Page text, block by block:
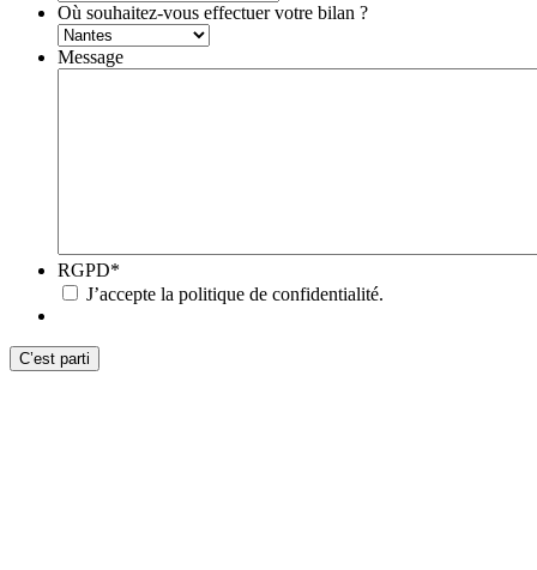
Où souhaitez-vous effectuer votre bilan ?
Message
RGPD*
J’accepte la politique de confidentialité.
C’est parti